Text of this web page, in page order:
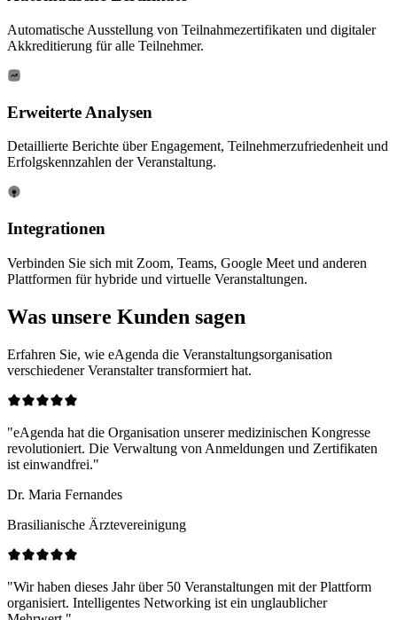
Automatische Ausstellung von Teilnahmezertifikaten und digitaler
Akkreditierung für alle Teilnehmer.
Erweiterte Analysen
Detaillierte Berichte über Engagement, Teilnehmerzufriedenheit und
Erfolgskennzahlen der Veranstaltung.
Integrationen
Verbinden Sie sich mit Zoom, Teams, Google Meet und anderen
Plattformen für hybride und virtuelle Veranstaltungen.
Was unsere Kunden sagen
Erfahren Sie, wie eAgenda die Veranstaltungsorganisation
verschiedener Veranstalter transformiert hat.
"eAgenda hat die Organisation unserer medizinischen Kongresse
revolutioniert. Die Verwaltung von Anmeldungen und Zertifikaten
ist einwandfrei."
Dr. Maria Fernandes
Brasilianische Ärztevereinigung
"Wir haben dieses Jahr über 50 Veranstaltungen mit der Plattform
organisiert. Intelligentes Networking ist ein unglaublicher